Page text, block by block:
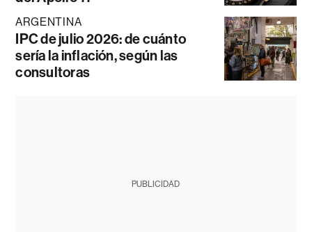
ARGENTINA
IPC de julio 2026: de cuánto
sería la inflación, según las
consultoras
PUBLICIDAD